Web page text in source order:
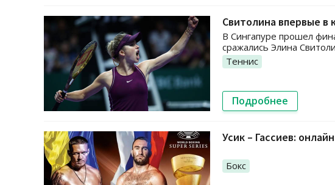
Свитолина впервые в
В Сингапуре прошел
сражались Элина
Теннис
Подробнее
Усик – Гассиев:
Бокс